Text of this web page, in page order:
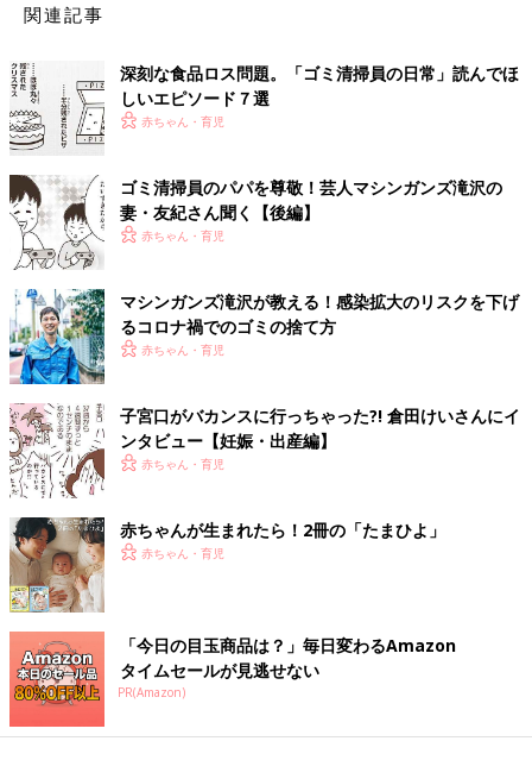
関連記事
深刻な食品ロス問題。「ゴミ清掃員の日常」読んでほ
しいエピソード７選
赤ちゃん・育児
ゴミ清掃員のパパを尊敬！芸人マシンガンズ滝沢の
妻・友紀さん聞く【後編】
赤ちゃん・育児
マシンガンズ滝沢が教える！感染拡大のリスクを下げ
るコロナ禍でのゴミの捨て方
赤ちゃん・育児
子宮口がバカンスに行っちゃった?! 倉田けいさんにイ
ンタビュー【妊娠・出産編】
赤ちゃん・育児
赤ちゃんが生まれたら！2冊の「たまひよ」
赤ちゃん・育児
「今日の目玉商品は？」毎日変わるAmazon
タイムセールが見逃せない
PR(Amazon)